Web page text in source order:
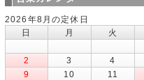
2026年8月の定休日
日
月 火
2
3 4
9
10 11